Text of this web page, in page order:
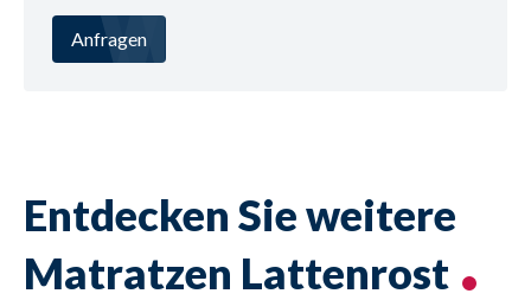
Anfragen
Entdecken Sie weitere
Matratzen Lattenrost